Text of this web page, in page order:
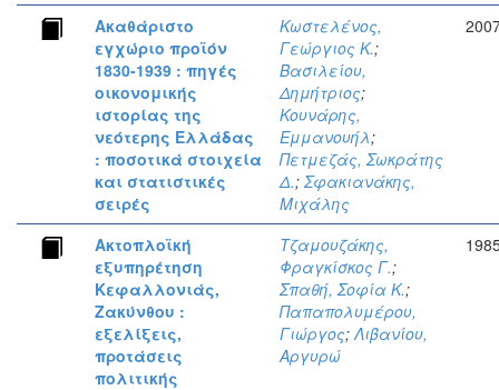
Ακαθάριστο
εγχώριο προϊόν
1830-1939 : πηγές
οικονομικής
ιστορίας της
νεότερης Ελλάδας
: ποσοτικά στοιχεία
και στατιστικές
σειρές
Κωστελένος,
Γεώργιος Κ.;
Βασιλείου,
Δημήτριος;
Κουνάρης,
Εμμανουήλ;
Πετμεζάς, Σωκράτης
Δ.;Σφακιανάκης,
Μιχάλης
Ακτοπλοϊκή
εξυπηρέτηση
Κεφαλλονιάς,
Ζακύνθου :
εξελίξεις,
προτάσεις
πολιτικής
Τζαμουζάκης,
Φραγκίσκος Γ.;
Σπαθή, Σοφία Κ.;
Παπαπολυμέρου,
Γιώργος;Λιβανίου,
Αργυρώ